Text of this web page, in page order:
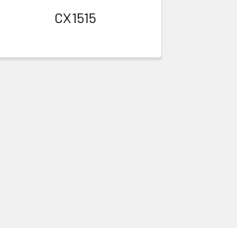
CX1515